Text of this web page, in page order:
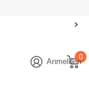
Anmelden0